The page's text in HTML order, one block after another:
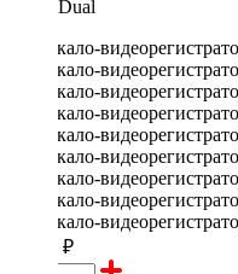
Dual
11490 ₽